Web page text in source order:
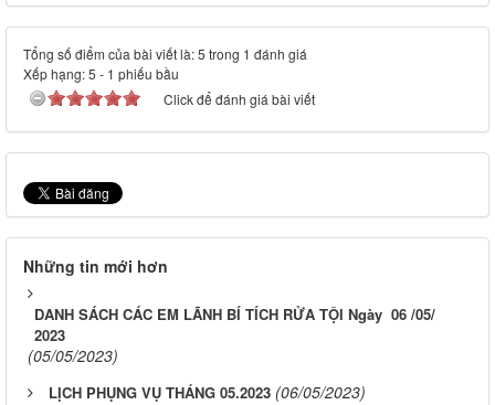
Tổng số điểm của bài viết là: 5 trong 1 đánh giá
Xếp hạng:5 - 1 phiếu bầu
Click để đánh giá bài viết
Những tin mới hơn
DANH SÁCH CÁC EM LÃNH BÍ TÍCH RỬA TỘI Ngày 06 /05/
2023
(05/05/2023)
LỊCH PHỤNG VỤ THÁNG 05.2023 (06/05/2023)